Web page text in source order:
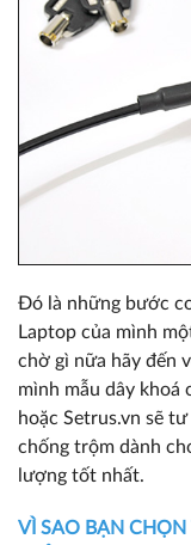
Đó là những bước
Laptop của mình
chờ gì nữa hãy đến
mình mẫu dây khoá
hoặc Setrus.vn sẽ
chống trộm dành
lượng tốt nhất.
VÌ SAO BẠN